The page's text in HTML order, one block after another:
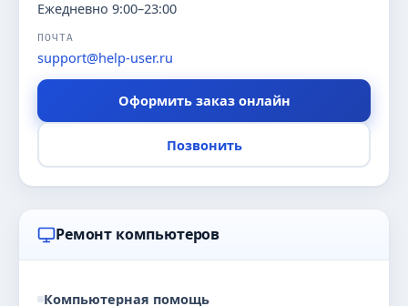
Ежедневно 9:00–23:00
ПОЧТА
support@help-user.ru
Оформить заказ онлайн
Позвонить
Ремонт компьютеров
Компьютерная помощь